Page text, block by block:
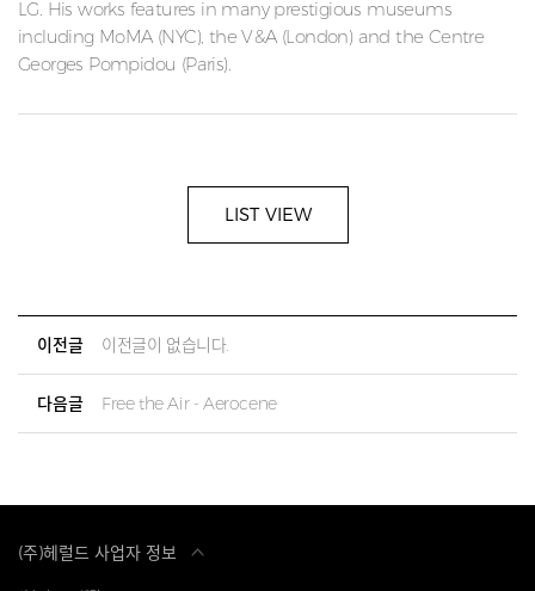
LG. His works features in many prestigious museums
including MoMA (NYC), the V&A (London) and the Centre
Georges Pompidou (Paris).
LIST VIEW
이전글 이전글이 없습니다.
다음글 Free the Air - Aerocene
(주)헤럴드 사업자 정보